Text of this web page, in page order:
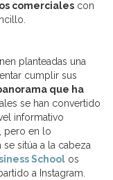
comerciales con
planteadas una
cumplir sus
que ha
se han convertido
informativo
pero en lo
se sitúa a la cabeza
School os
a Instagram.